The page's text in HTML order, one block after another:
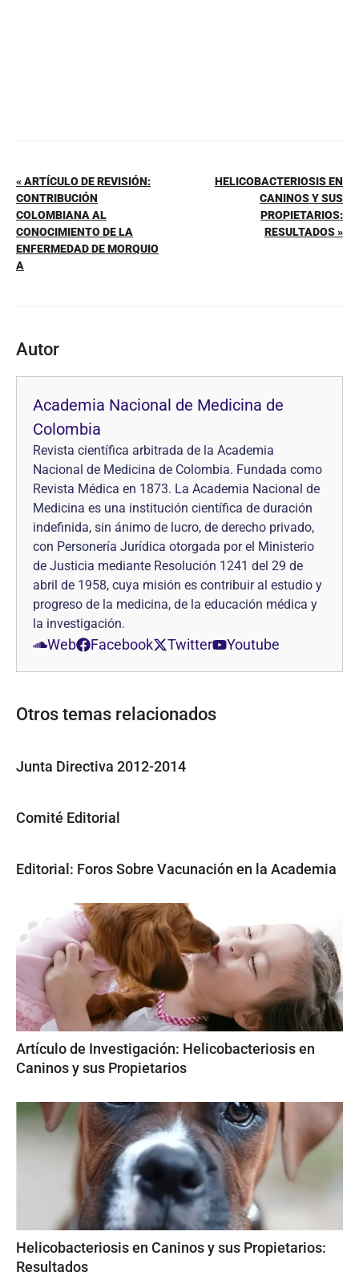
« ARTÍCULO DE REVISIÓN:
CONTRIBUCIÓN
COLOMBIANA AL
CONOCIMIENTO DE LA
ENFERMEDAD DE MORQUIO
A
HELICOBACTERIOSIS EN
CANINOS Y SUS
PROPIETARIOS:
RESULTADOS »
Autor
Academia Nacional de Medicina de
Colombia
Revista científica arbitrada de la Academia
Nacional de Medicina de Colombia. Fundada como
Revista Médica en 1873. La Academia Nacional de
Medicina es una institución científica de duración
indefinida, sin ánimo de lucro, de derecho privado,
con Personería Jurídica otorgada por el Ministerio
de Justicia mediante Resolución 1241 del 29 de
abril de 1958, cuya misión es contribuir al estudio y
progreso de la medicina, de la educación médica y
la investigación.
Web Facebook Twitter Youtube
Otros temas relacionados
Junta Directiva 2012-2014
Comité Editorial
Editorial: Foros Sobre Vacunación en la Academia
Artículo de Investigación: Helicobacteriosis en
Caninos y sus Propietarios
Helicobacteriosis en Caninos y sus Propietarios:
Resultados